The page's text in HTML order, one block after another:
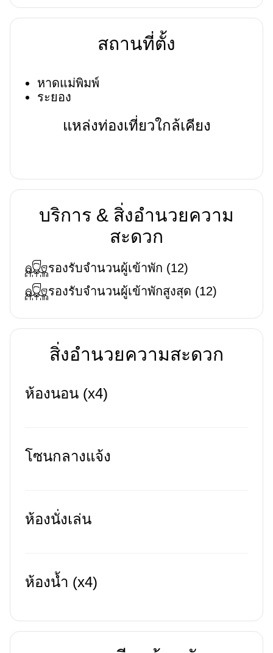
สถานที่ตั้ง
หาดแม่พิมพ์
ระยอง
แหล่งท่องเที่ยวใกล้เคียง
บริการ & สิ่งอำนวยความ
สะดวก
รองรับจำนวนผู้เข้าพัก (12)
รองรับจำนวนผู้เข้าพักสูงสุด (12)
สิ่งอำนวยความสะดวก
ห้องนอน (x4)
โซนกลางแจ้ง
ห้องนั่งเล่น
ห้องน้ำ (x4)